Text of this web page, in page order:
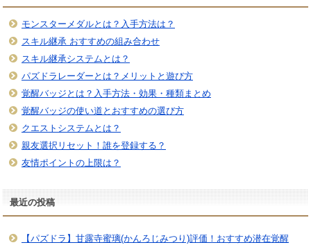
モンスターメダルとは？入手方法は？
スキル継承 おすすめの組み合わせ
スキル継承システムとは？
パズドラレーダーとは？メリットと遊び方
覚醒バッジとは？入手方法・効果・種類まとめ
覚醒バッジの使い道とおすすめの選び方
クエストシステムとは？
親友選択リセット！誰を登録する？
友情ポイントの上限は？
最近の投稿
【パズドラ】甘露寺蜜璃(かんろじみつり)評価！おすすめ潜在覚醒